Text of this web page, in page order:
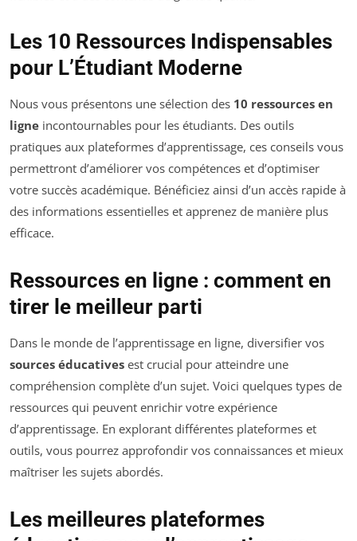
Les 10 Ressources Indispensables
pour L’Étudiant Moderne
Nous vous présentons une sélection des 10 ressources en
ligne incontournables pour les étudiants. Des outils
pratiques aux plateformes d’apprentissage, ces conseils vous
permettront d’améliorer vos compétences et d’optimiser
votre succès académique. Bénéficiez ainsi d’un accès rapide à
des informations essentielles et apprenez de manière plus
efficace.
Ressources en ligne : comment en
tirer le meilleur parti
Dans le monde de l’apprentissage en ligne, diversifier vos
sources éducatives est crucial pour atteindre une
compréhension complète d’un sujet. Voici quelques types de
ressources qui peuvent enrichir votre expérience
d’apprentissage. En explorant différentes plateformes et
outils, vous pourrez approfondir vos connaissances et mieux
maîtriser les sujets abordés.
Les meilleures plateformes